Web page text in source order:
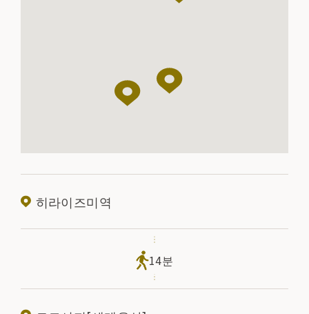
히라이즈미역
14분